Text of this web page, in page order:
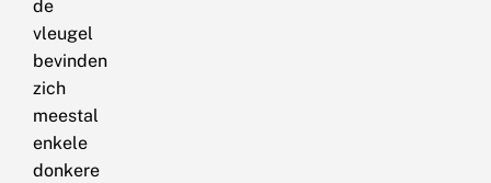
de
vleugel
bevinden
zich
meestal
enkele
donkere